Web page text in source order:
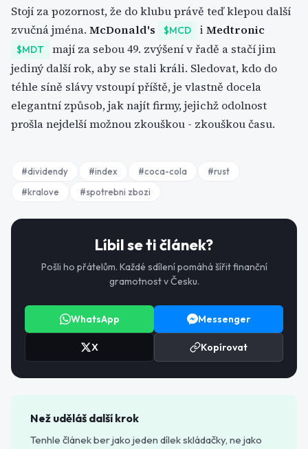
Stojí za pozornost, že do klubu právě teď klepou další
zvučná jména. McDonald's $MCD i Medtronic
$MDT
mají za sebou 49. zvýšení v řadě a stačí jim
jediný další rok, aby se stali králi. Sledovat, kdo do
téhle síně slávy vstoupí příště, je vlastně docela
elegantní způsob, jak najít firmy, jejichž odolnost
prošla nejdelší možnou zkouškou - zkouškou času.
#dividendy #index #coca-cola #rust
#kralove #spotrebni zbozi
Líbil se ti článek?
Pošli ho přátelům. Každé sdílení pomáhá šířit finanční
gramotnost v Česku.
WhatsApp Messenger
X Kopírovat
Než uděláš další krok
Tenhle článek ber jako jeden dílek skládačky, ne jako